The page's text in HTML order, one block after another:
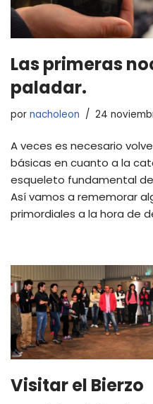
Las primeras
paladar.
por nacholeon 24
A veces es necesario
básicas en cuanto a la
esqueleto fundamental
Así vamos a rememorar
primordiales a la hora de
Visitar el Bierzo